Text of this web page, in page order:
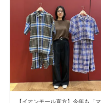
【イオンモール直方】今年も「マ